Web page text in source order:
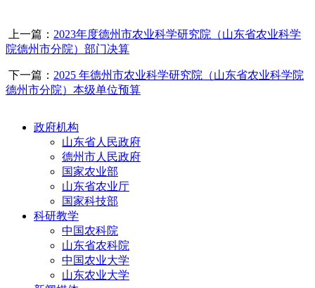
上一篇： 2023年度德州市农业科学研究院（山东省农业科学
院德州市分院）部门决算
下一篇： 2025 年德州市农业科学研究院（山东省农业科学院
德州市分院）本级单位预算
政府机构
山东省人民政府
德州市人民政府
国家农业部
山东省农业厅
国家科技部
科研教学
中国农科院
山东省农科院
中国农业大学
山东农业大学